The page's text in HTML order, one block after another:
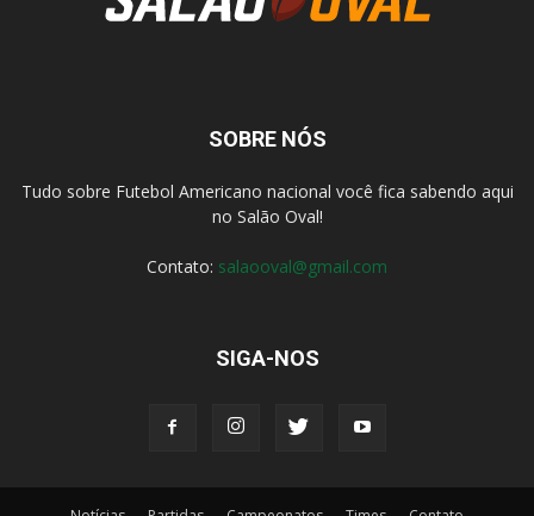
SOBRE NÓS
Tudo sobre Futebol Americano nacional você fica sabendo aqui
no Salão Oval!
Contato: salaooval@gmail.com
SIGA-NOS